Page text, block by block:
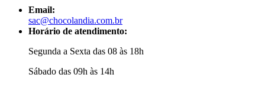
Email:
sac@chocolandia.com.br
Horário de atendimento:
Segunda a Sexta das 08 às 18h
Sábado das 09h às 14h